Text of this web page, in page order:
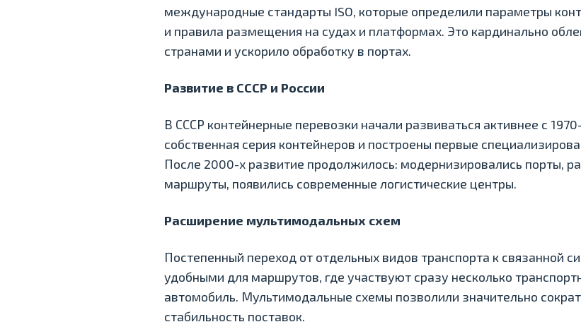
международные стандарты ISO, которые определили параметры
и правила размещения на судах и платформах. Это кардинально
странами и ускорило обработку в портах.
Развитие в СССР и России
В СССР контейнерные перевозки начали развиваться активнее с
собственная серия контейнеров и построены первые
После 2000-х развитие продолжилось: модернизировались порты,
маршруты, появились современные логистические центры.
Расширение мультимодальных схем
Постепенный переход от отдельных видов транспорта к связанной
удобными для маршрутов, где участвуют сразу несколько
автомобиль. Мультимодальные схемы позволили значительно
стабильность поставок.